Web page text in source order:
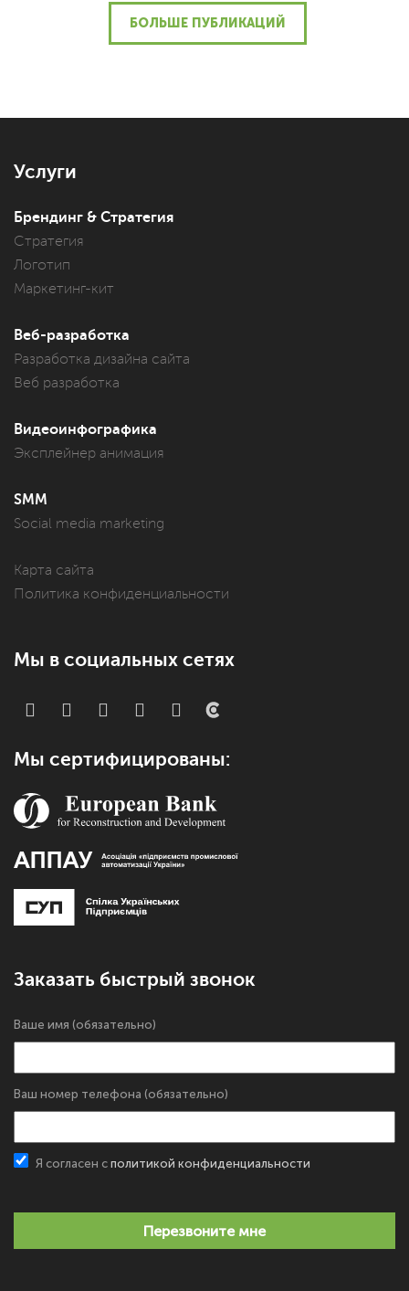
БОЛЬШЕ ПУБЛИКАЦИЙ
Услуги
Брендинг & Стратегия
Стратегия
Логотип
Маркетинг-кит
Веб-разработка
Разработка дизайна сайта
Веб разработка
Видеоинфографика
Эксплейнер анимация
SMM
Social media marketing
Карта сайта
Политика конфиденциальности
Мы в социальных сетях
Мы сертифицированы:
Заказать быстрый звонок
Ваше имя (обязательно)
Ваш номер телефона (обязательно)
Я согласен с политикой конфиденциальности
Перезвоните мне